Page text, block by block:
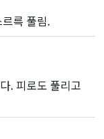
륵 풀림.
. 피로도 풀리고